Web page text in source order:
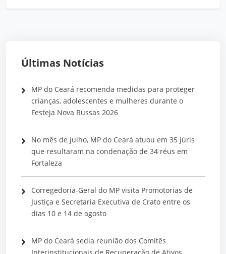
Últimas Notícias
MP do Ceará recomenda medidas para proteger
crianças, adolescentes e mulheres durante o
Festeja Nova Russas 2026
No mês de julho, MP do Ceará atuou em 35 júris
que resultaram na condenação de 34 réus em
Fortaleza
Corregedoria-Geral do MP visita Promotorias de
Justiça e Secretaria Executiva de Crato entre os
dias 10 e 14 de agosto
MP do Ceará sedia reunião dos Comitês